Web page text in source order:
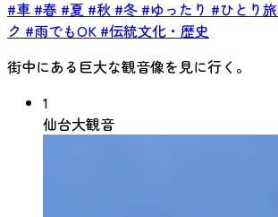
観光マップ
せんだい旅日和とは
プライバシーポリシー
せんだい旅日和 X
せんだい旅日和 Instagram
仙台旅先体験コレクション Facebook
#車 #春 #夏 #秋 #冬 #ゆったり #ひとり旅
ク #雨でもOK #伝統文化・歴史
街中にある巨大な観音像を見に行く。
1
仙台大観音